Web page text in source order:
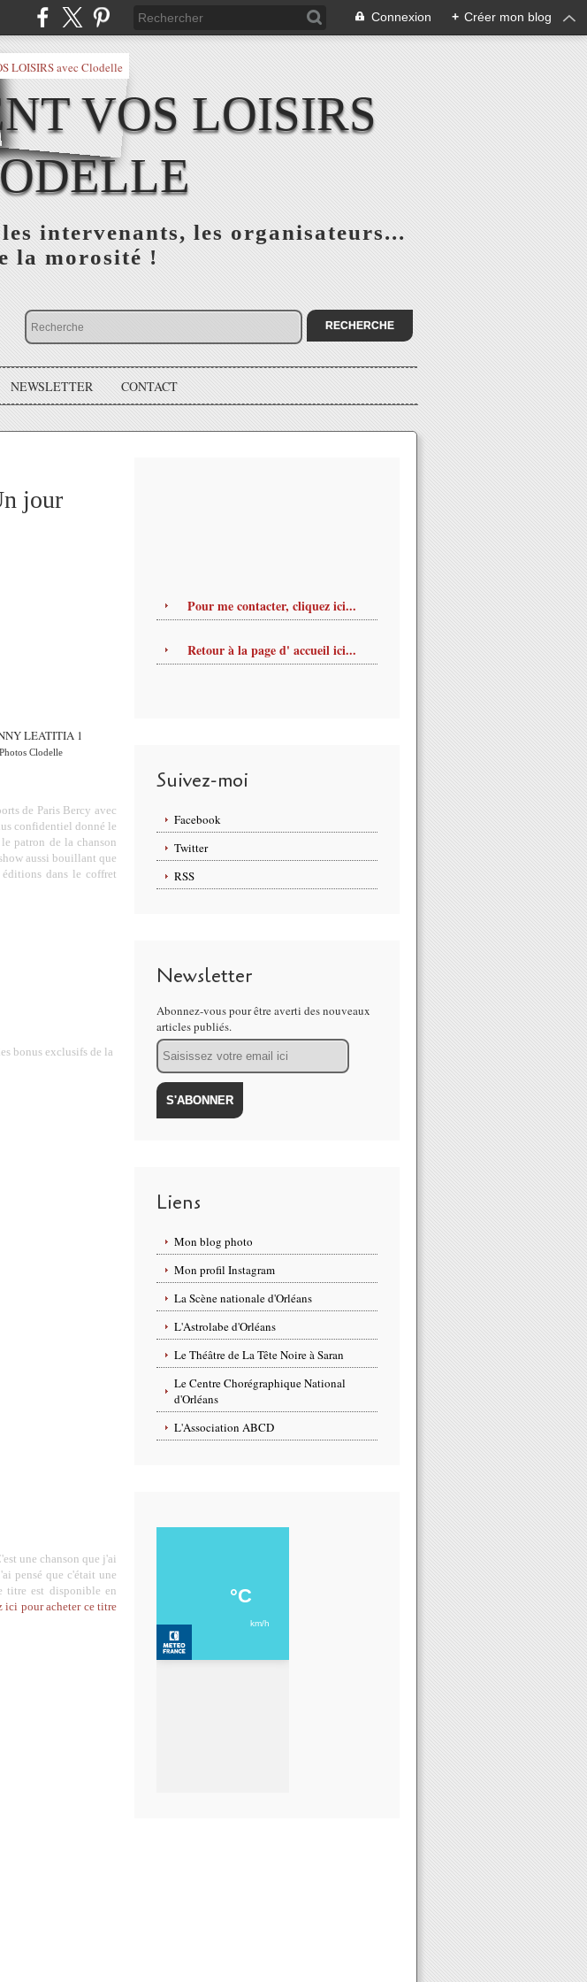
Connexion + Créer mon blog
VOS LOISIRS
intervenants, les organisateurs...
la morosité !
NEWSLETTER CONTACT
jour
Clodelle
de Paris Bercy avec
confidentiel donné le
patron de la chanson
aussi bouillant que
dans le coffret
bonus exclusifs de la
une chanson que j'ai
pensé que c'était une
est disponible en
ici pour acheter ce titre
Pour me contacter, cliquez ici...
Retour à la page d' accueil ici...
Suivez-moi
Facebook
Twitter
RSS
Newsletter
Abonnez-vous pour être averti des nouveaux
articles publiés.
Email
Liens
Mon blog photo
Mon profil Instagram
La Scène nationale d'Orléans
L'Astrolabe d'Orléans
Le Théâtre de La Tête Noire à Saran
Le Centre Chorégraphique National
d'Orléans
L'Association ABCD